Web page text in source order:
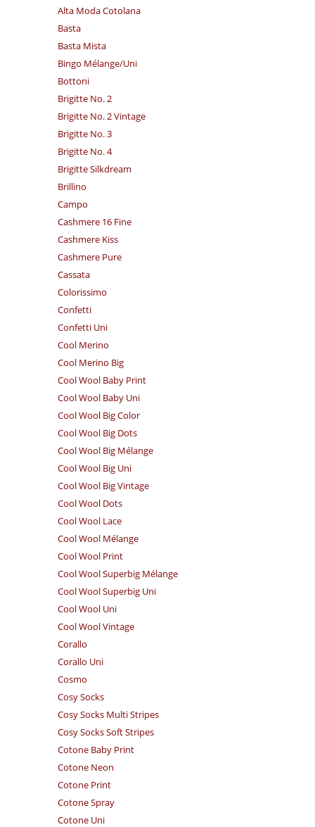
Alta Moda Cotolana
Basta
Basta Mista
Bingo Mélange/​Uni
Bottoni
Brigitte No. 2
Brigitte No. 2 Vintage
Brigitte No. 3
Brigitte No. 4
Brigitte Silkdream
Brillino
Campo
Cashmere 16 Fine
Cashmere Kiss
Cashmere Pure
Cassata
Colorissimo
Confetti
Confetti Uni
Cool Merino
Cool Merino Big
Cool Wool Baby Print
Cool Wool Baby Uni
Cool Wool Big Color
Cool Wool Big Dots
Cool Wool Big Mélange
Cool Wool Big Uni
Cool Wool Big Vintage
Cool Wool Dots
Cool Wool Lace
Cool Wool Mélange
Cool Wool Print
Cool Wool Superbig Mélange
Cool Wool Superbig Uni
Cool Wool Uni
Cool Wool Vintage
Corallo
Corallo Uni
Cosmo
Cosy Socks
Cosy Socks Multi Stripes
Cosy Socks Soft Stripes
Cotone Baby Print
Cotone Neon
Cotone Print
Cotone Spray
Cotone Uni